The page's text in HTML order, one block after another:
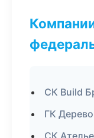
СК Build
ГК
СК